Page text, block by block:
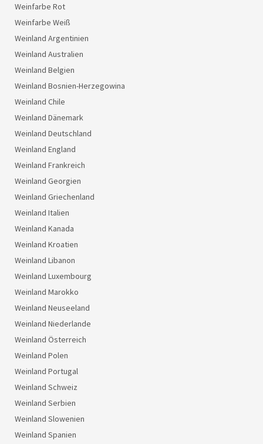
Weinfarbe Rot
Weinfarbe Weiß
Weinland Argentinien
Weinland Australien
Weinland Belgien
Weinland Bosnien-Herzegowina
Weinland Chile
Weinland Dänemark
Weinland Deutschland
Weinland England
Weinland Frankreich
Weinland Georgien
Weinland Griechenland
Weinland Italien
Weinland Kanada
Weinland Kroatien
Weinland Libanon
Weinland Luxembourg
Weinland Marokko
Weinland Neuseeland
Weinland Niederlande
Weinland Österreich
Weinland Polen
Weinland Portugal
Weinland Schweiz
Weinland Serbien
Weinland Slowenien
Weinland Spanien